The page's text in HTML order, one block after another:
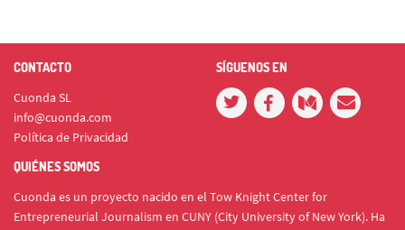
CONTACTO
Cuonda SL
info@cuonda.com
Política de Privacidad
SÍGUENOS EN
QUIÉNES SOMOS
Cuonda es un proyecto nacido en el Tow Knight Center for
Entrepreneurial Journalism en CUNY (City University of New York). Ha